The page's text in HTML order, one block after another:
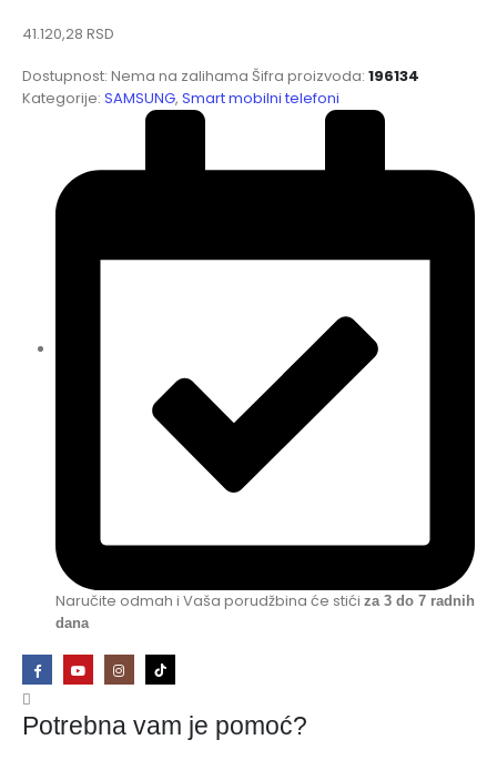
41.120,28 RSD
Dostupnost: Nema na zalihama Šifra proizvoda: 196134
Kategorije: SAMSUNG, Smart mobilni telefoni
Naručite odmah i Vaša porudžbina će stići za 3 do 7 radnih
dana
Potrebna vam je pomoć?